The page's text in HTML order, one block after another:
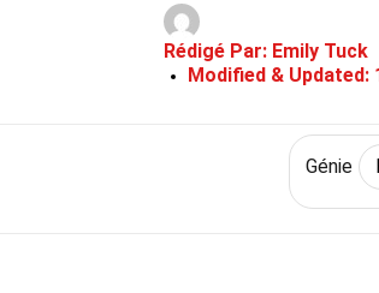
Rédigé Par: Emily Tuck
Modified & Updated:
Génie